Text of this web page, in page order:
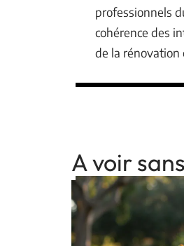
professionnels
cohérence des
de la rénovation
A voir